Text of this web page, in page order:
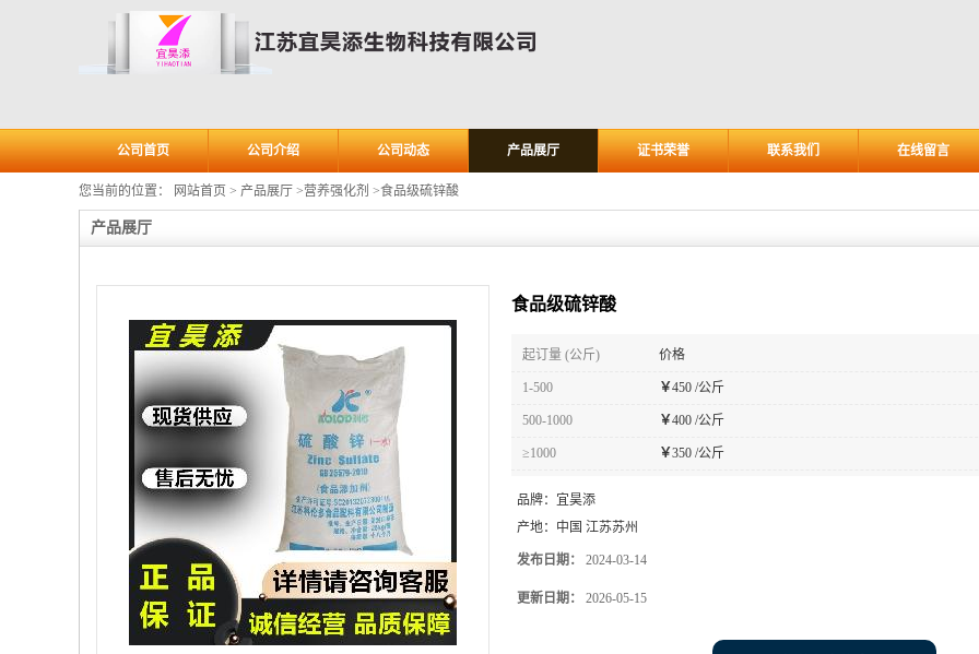
公司首页 公司介绍 公司动态 产品展厅 证书荣誉 联系我们 在线留言
您当前的位置： 网站首页 > 产品展厅 >营养强化剂 >食品级硫锌酸
产品展厅
食品级硫锌酸
起订量 (公斤) 价格
1-500 ￥450 /公斤
500-1000 ￥400 /公斤
≥1000 ￥350 /公斤
品牌： 宜昊添
产地： 中国 江苏苏州
发布日期： 2024-03-14
更新日期： 2026-05-15